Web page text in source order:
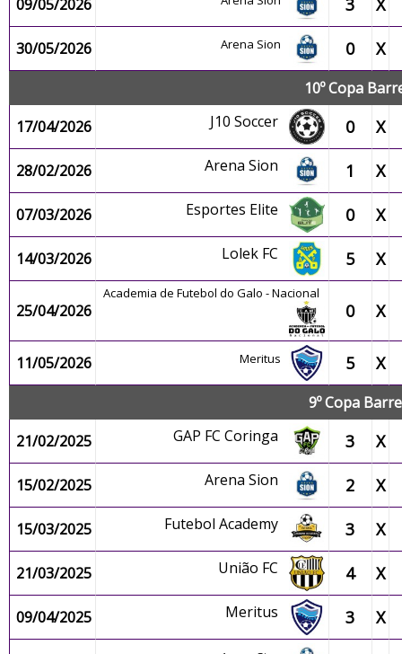
09/05/2026 3 X
30/05/2026 Arena Sion 0 X
10º Copa
17/04/2026
J10 Soccer 0 X
28/02/2026 Arena Sion 1 X
07/03/2026 Esportes Elite 0 X
14/03/2026 Lolek FC 5 X
25/04/2026
Academia de Futebol do Galo - Nacional
0 X
11/05/2026 Meritus 5 X
9º Copa
21/02/2025
GAP FC Coringa 3 X
15/02/2025 Arena Sion 2 X
15/03/2025 Futebol Academy 3 X
21/03/2025 União FC 4 X
09/04/2025 Meritus 3 X